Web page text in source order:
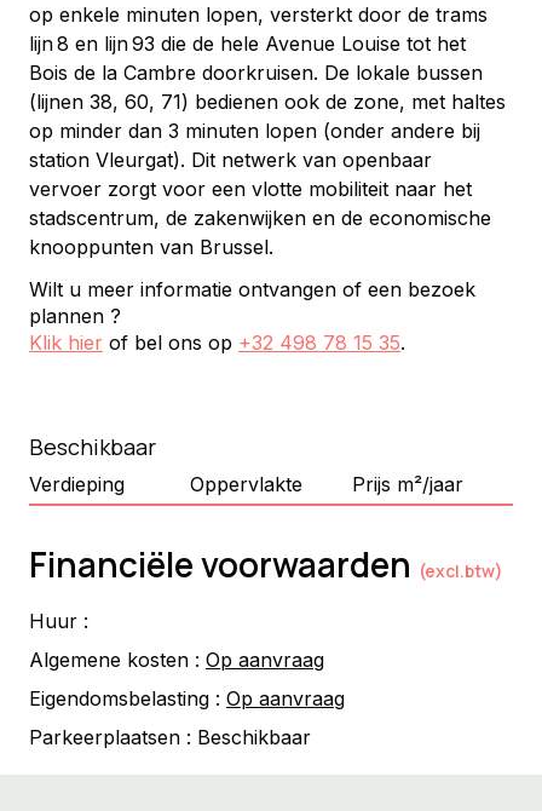
op enkele minuten lopen, versterkt door de trams
lijn 8 en lijn 93 die de hele Avenue Louise tot het
Bois de la Cambre doorkruisen. De lokale bussen
(lijnen 38, 60, 71) bedienen ook de zone, met haltes
op minder dan 3 minuten lopen (onder andere bij
station Vleurgat). Dit netwerk van openbaar
vervoer zorgt voor een vlotte mobiliteit naar het
stadscentrum, de zakenwijken en de economische
knooppunten van Brussel.
Wilt u meer informatie ontvangen of een bezoek
plannen ?
Klik hier of bel ons op +32 498 78 15 35.
Beschikbaar
Verdieping Oppervlakte Prijs m²/jaar
Financiële voorwaarden (excl.btw)
Huur :
Algemene kosten : Op aanvraag
Eigendomsbelasting : Op aanvraag
Parkeerplaatsen : Beschikbaar